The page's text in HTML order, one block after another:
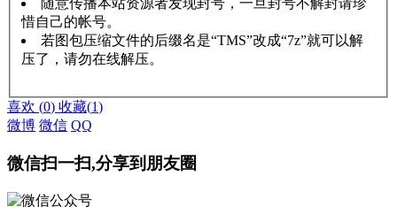
随意传播本站资源者发现封号，一旦封号不解封请珍
惜自己的帐号。
若图包压缩文件的后缀名是“TMS”改成“7z”就可以解
压了，请勿在线解压。
喜欢 (0) 收藏(1)
微博 微信 QQ
微信扫一扫,分享到朋友圈